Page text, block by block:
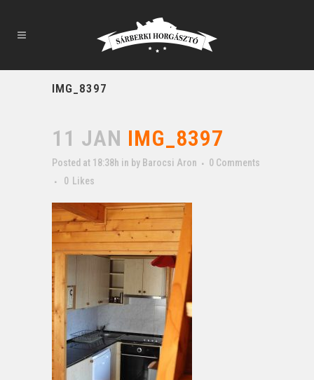
IMG_8397
11 JAN IMG_8397
Posted at 18:38h in by Barocsi Aron
0 Comments
0
Likes